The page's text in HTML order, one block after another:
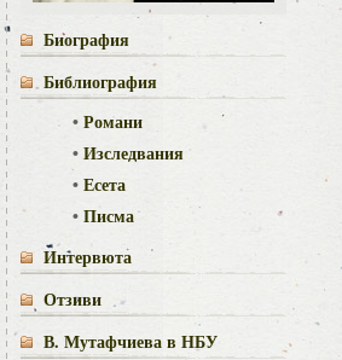
Биография
Библиография
•Романи
•Изследвания
•Есета
•Писма
Интервюта
Отзиви
В. Мутафчиева в НБУ